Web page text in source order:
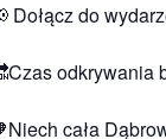
Dołącz do
Czas odkrywania
Niech cała